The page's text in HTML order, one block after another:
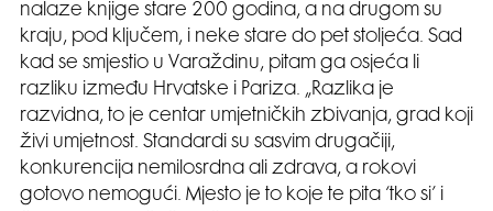
nalaze knjige stare 200 godina, a na drugom su
kraju, pod ključem, i neke stare do pet stoljeća. Sad
kad se smjestio u Varaždinu, pitam ga osjeća li
razliku između Hrvatske i Pariza. „Razlika je
razvidna, to je centar umjetničkih zbivanja, grad koji
živi umjetnost. Standardi su sasvim drugačiji,
konkurencija nemilosrdna ali zdrava, a rokovi
gotovo nemogući. Mjesto je to koje te pita ‘tko si’ i